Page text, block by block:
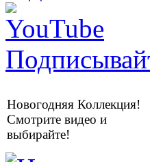
Новогодняя Коллекция!
Смотрите видео и
выбирайте!